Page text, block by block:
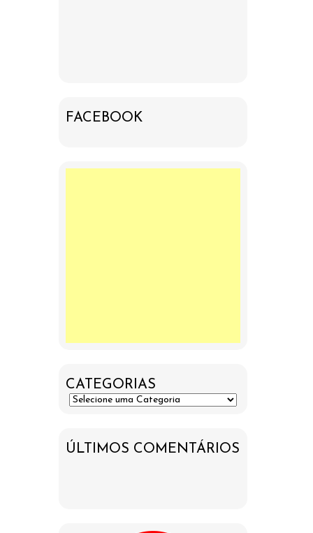
FACEBOOK
CATEGORIAS
ÚLTIMOS COMENTÁRIOS